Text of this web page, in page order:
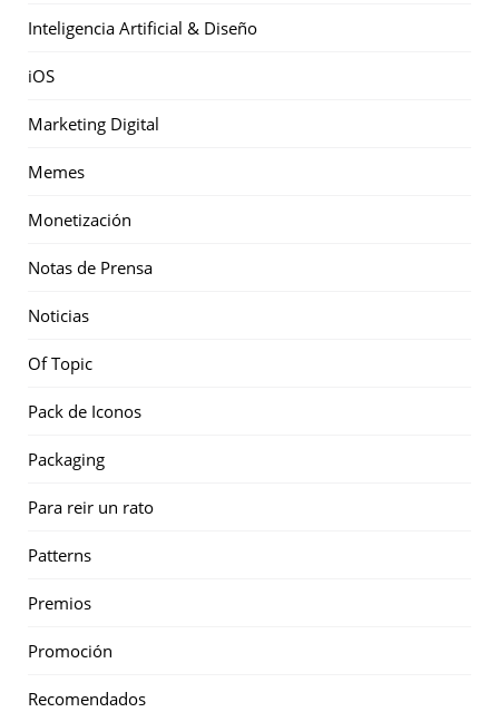
Inteligencia Artificial & Diseño
iOS
Marketing Digital
Memes
Monetización
Notas de Prensa
Noticias
Of Topic
Pack de Iconos
Packaging
Para reir un rato
Patterns
Premios
Promoción
Recomendados